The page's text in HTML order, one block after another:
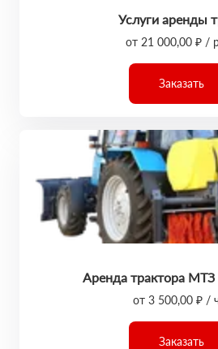
Услуги аренды
от 21 000,00 ₽ /
Заказать
Аренда трактора
от 3 500,00 ₽ /
Заказать